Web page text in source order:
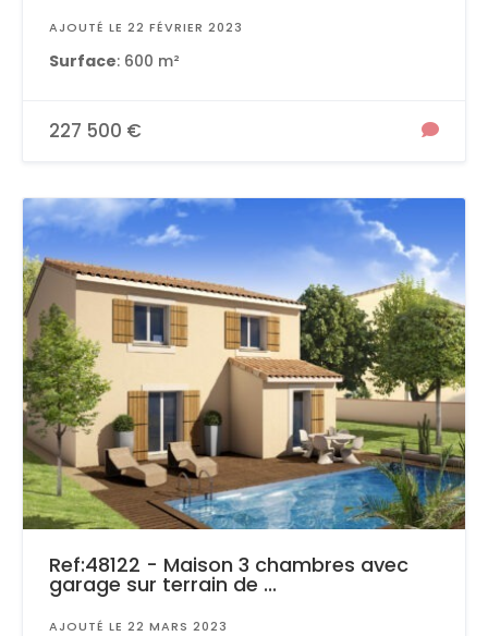
AJOUTÉ LE 22 FÉVRIER 2023
Surface: 600 m²
227 500 €
Ref:48122 - Maison 3 chambres avec
garage sur terrain de ...
AJOUTÉ LE 22 MARS 2023